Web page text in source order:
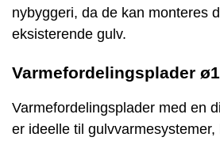
nybyggeri, da de kan monteres
eksisterende gulv.
Varmefordelingsplader
Varmefordelingsplader med en
er ideelle til gulvvarmesystemer,